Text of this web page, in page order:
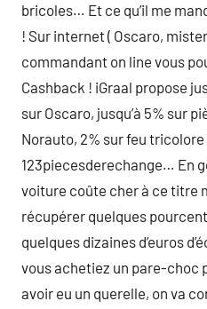
bricoles… Et ce qu’il me
! Sur internet ( Oscaro,
commandant on line vous
Cashback ! iGraal propose
sur Oscaro, jusqu’à 5% sur
Norauto, 2% sur feu
123piecesderechange… En
voiture coûte cher à ce titre
récupérer quelques
quelques dizaines d’euros
vous achetiez un pare-choc
avoir eu un querelle, on va